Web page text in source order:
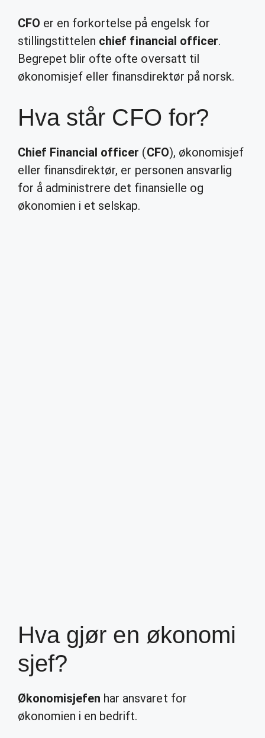
CFO er en forkortelse på engelsk for
stillingstittelen chief financial officer.
Begrepet blir ofte ofte oversatt til
økonomisjef eller finansdirektør på norsk.
Hva står CFO for?
Chief Financial officer (CFO), økonomisjef
eller finansdirektør, er personen ansvarlig
for å administrere det finansielle og
økonomien i et selskap.
Hva gjør en økonomi
sjef?
Økonomisjefen har ansvaret for
økonomien i en bedrift.